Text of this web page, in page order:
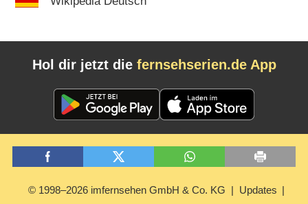
Hol dir jetzt die fernsehserien.de App
© 1998–2026 imfernsehen GmbH & Co. KG Updates